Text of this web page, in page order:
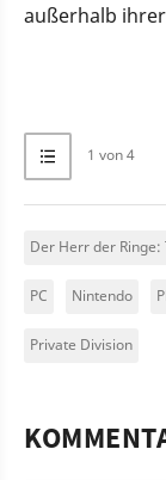
außerhalb
1 von 4
Der Herr der Ringe:
PC Nintendo
Private Division